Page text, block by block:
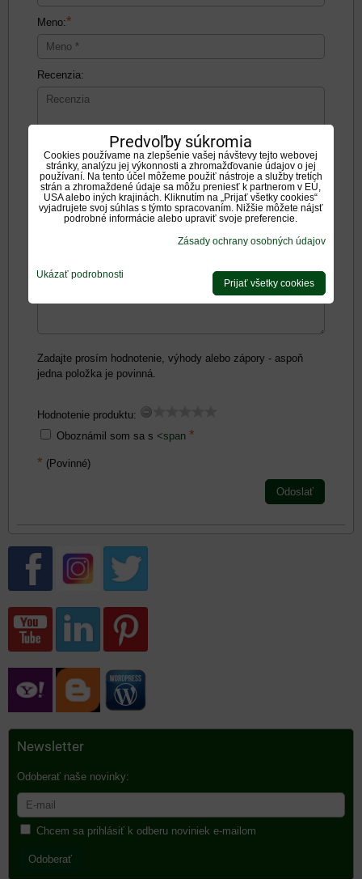
Meno:*
Recenzia:
Pozitíva:
Zadajte prosím hodnotenie, výhody alebo zápory - aspoň
jedna položka je povinná.
Hodnotenie produktu:
Oboznámil som sa s <span *
* (Povinné)
Odoslať
Newsletter
Odoberať naše novinky:
Chcem sa prihlásiť k odberu noviniek e-mailom
Odoberať
Predvoľby súkromia
Cookies používame na zlepšenie vašej návštevy tejto webovej
stránky, analýzu jej výkonnosti a zhromažďovanie údajov o jej
používaní. Na tento účel môžeme použiť nástroje a služby tretích
strán a zhromaždené údaje sa môžu preniesť k partnerom v EÚ,
USA alebo iných krajinách. Kliknutím na „Prijať všetky cookies“
vyjadrujete svoj súhlas s týmto spracovaním. Nižšie môžete nájsť
podrobné informácie alebo upraviť svoje preferencie.
Zásady ochrany osobných údajov
Ukázať podrobnosti
Prijať všetky cookies